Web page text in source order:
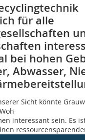
für alle
bei hohen
Abwasser,
Sicht könnte
interessant sein. Es